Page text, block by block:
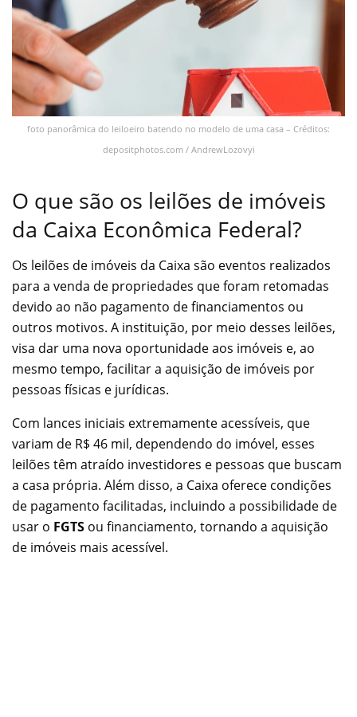
foto panorâmica do leiloeiro batendo no modelo de uma casa – Créditos:
depositphotos.com / AndrewLozovyi
O que são os leilões de imóveis
da Caixa Econômica Federal?
Os leilões de imóveis da Caixa são eventos realizados
para a venda de propriedades que foram retomadas
devido ao não pagamento de financiamentos ou
outros motivos. A instituição, por meio desses leilões,
visa dar uma nova oportunidade aos imóveis e, ao
mesmo tempo, facilitar a aquisição de imóveis por
pessoas físicas e jurídicas.
Com lances iniciais extremamente acessíveis, que
variam de R$ 46 mil, dependendo do imóvel, esses
leilões têm atraído investidores e pessoas que buscam
a casa própria. Além disso, a Caixa oferece condições
de pagamento facilitadas, incluindo a possibilidade de
usar o FGTS ou financiamento, tornando a aquisição
de imóveis mais acessível.